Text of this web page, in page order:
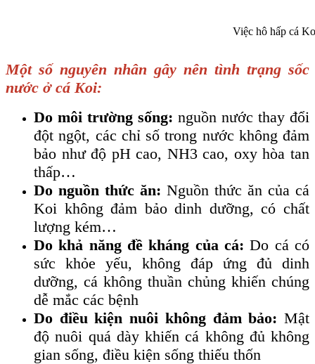
Việc hô hấp cá
Một số nguyên nhân gây nên tình trạng sốc
nước ở cá Koi:
Do môi trường sống: nguồn nước thay đổi
đột ngột, các chỉ số trong nước không đảm
bảo như độ pH cao, NH3 cao, oxy hòa tan
thấp…
Do nguồn thức ăn: Nguồn thức ăn của cá
Koi không đảm bảo dinh dưỡng, có chất
lượng kém…
Do khả năng đề kháng của cá: Do cá có
sức khỏe yếu, không đáp ứng đủ dinh
dưỡng, cá không thuần chủng khiến chúng
dễ mắc các bệnh
Do điều kiện nuôi không đảm bảo: Mật
độ nuôi quá dày khiến cá không đủ không
gian sống, điều kiện sống thiếu thốn